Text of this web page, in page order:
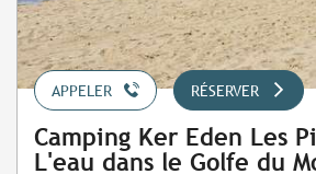
APPELER RÉSERVER
Camping Ker Eden Les
L'eau dans le Golfe du